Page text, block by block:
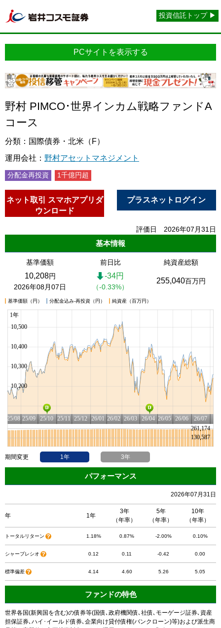
投資信託トップ ▶
PCサイトを表示する
野村 PIMCO･世界インカム戦略ファンドA
コース
分類：国際債券・北米（F）
運用会社： 野村アセットマネジメント
分配金再投資 1千億円超
ネット取引 スマホアプリダ
ウンロード
プラスネットログイン
評価日 2026年07月31日
基本情報
基準価額 前日比 純資産総額
10,208円
2026年08月07日
-34円
（-0.33%）
255,040百万円
基準価額（円） 分配金込み-再投資（円） 純資産（百万円）
期間変更 1年 3年
パフォーマンス
2026年07月31日
年 1年
3年
（年率）
5年
（年率）
10年
（年率）
トータルリターン 1.18% 0.87% -2.00% 0.10%
シャープレシオ 0.12 0.11 -0.42 0.00
標準偏差 4.14 4.60 5.26 5.05
ファンドの特色
世界各国(新興国を含む)の債券等(国債､政府機関債､社債､モーゲージ証券､資産
担保証券､ハイ･イールド債券､企業向け貸付債権(バンクローン)等)および派生商